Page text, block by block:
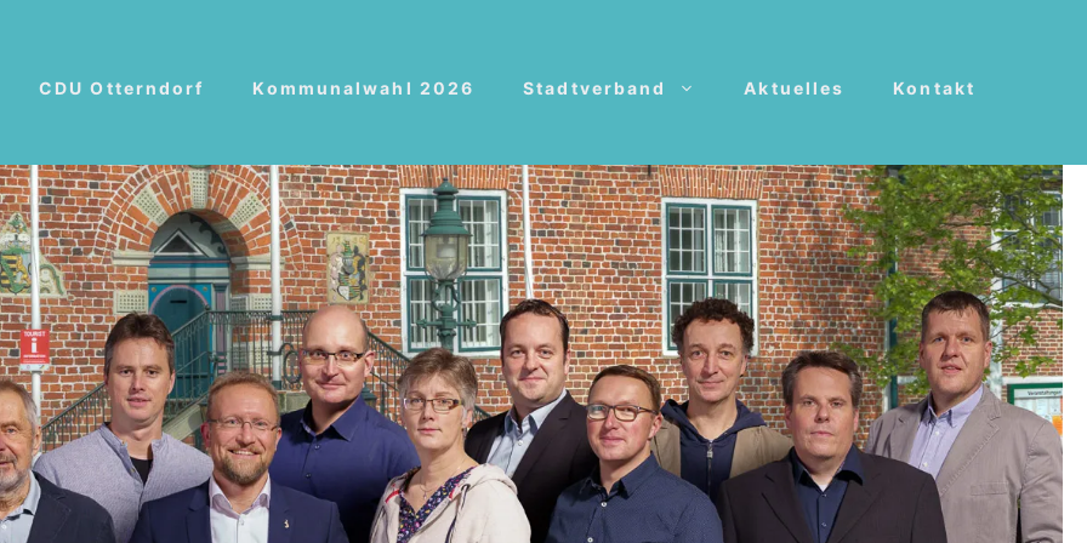
CDU Otterndorf Kommunalwahl 2026 Stadtverband Aktuelles Kontakt